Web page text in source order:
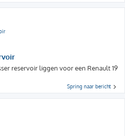
reservoir liggen voor een Renault 19
Spring naar bericht